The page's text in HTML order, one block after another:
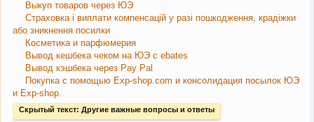
Выкуп товаров через ЮЭ
Страховка і виплати компенсацій у разі пошкодження, крадіжки
або зникнення посилки
Косметика и парфюмерия
Вывод кешбека чеком на ЮЭ с ebates
Вывод кэшбека через Pay Pal
Покупка с помощью Exp-shop.com и консолидация посылок ЮЭ
и Exp-shop.
Скрытый текст: Другие важные вопросы и ответы